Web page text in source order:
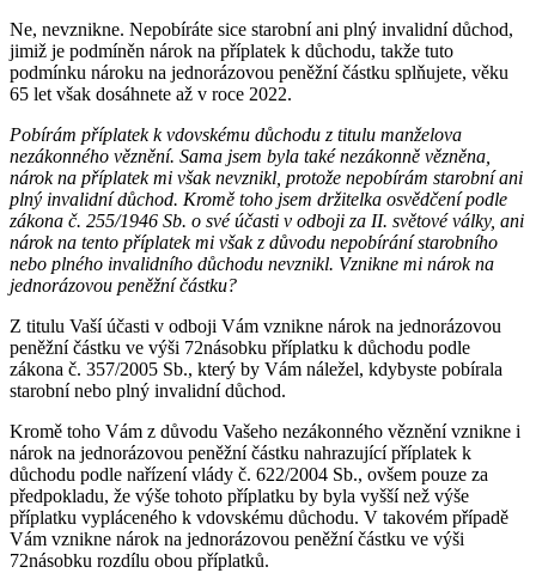
Ne, nevznikne. Nepobíráte sice starobní ani plný invalidní důchod,
jimiž je podmíněn nárok na příplatek k důchodu, takže tuto
podmínku nároku na jednorázovou peněžní částku splňujete, věku
65 let však dosáhnete až v roce 2022.
Pobírám příplatek k vdovskému důchodu z titulu manželova
nezákonného věznění. Sama jsem byla také nezákonně vězněna,
nárok na příplatek mi však nevznikl, protože nepobírám starobní ani
plný invalidní důchod. Kromě toho jsem držitelka osvědčení podle
zákona č. 255/1946 Sb. o své účasti v odboji za II. světové války, ani
nárok na tento příplatek mi však z důvodu nepobírání starobního
nebo plného invalidního důchodu nevznikl. Vznikne mi nárok na
jednorázovou peněžní částku?
Z titulu Vaší účasti v odboji Vám vznikne nárok na jednorázovou
peněžní částku ve výši 72násobku příplatku k důchodu podle
zákona č. 357/2005 Sb., který by Vám náležel, kdybyste pobírala
starobní nebo plný invalidní důchod.
Kromě toho Vám z důvodu Vašeho nezákonného věznění vznikne i
nárok na jednorázovou peněžní částku nahrazující příplatek k
důchodu podle nařízení vlády č. 622/2004 Sb., ovšem pouze za
předpokladu, že výše tohoto příplatku by byla vyšší než výše
příplatku vypláceného k vdovskému důchodu. V takovém případě
Vám vznikne nárok na jednorázovou peněžní částku ve výši
72násobku rozdílu obou příplatků.